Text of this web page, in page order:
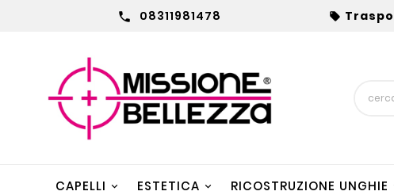
 08311981478 
CAPELLI ESTETICA RICOSTRUZIONE UNGHIE